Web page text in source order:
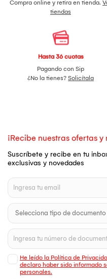
Compra online y retira en tienda.
tiendas
Hasta 36 cuotas
Pagando con Sip
¿No la tienes? Solicítala
¡Recibe nuestras ofertas y
Suscríbete y recibe en tu
exclusivas y novedades
He leído la Política de
declaro haber sido informado
personales.